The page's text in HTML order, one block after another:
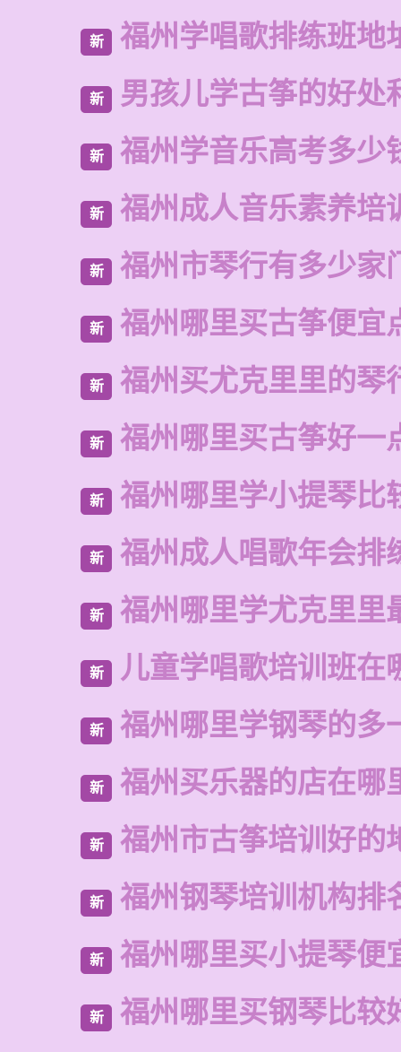
新 福州学唱歌排练班地
新 男孩儿学古筝的好处
新 福州学音乐高考多少
新 福州成人音乐素养培
新 福州市琴行有多少家
新 福州哪里买古筝便宜
新 福州买尤克里里的琴
新 福州哪里买古筝好一
新 福州哪里学小提琴比
新 福州成人唱歌年会排
新 福州哪里学尤克里里
新 儿童学唱歌培训班在
新 福州哪里学钢琴的多
新 福州买乐器的店在哪
新 福州市古筝培训好的
新 福州钢琴培训机构排
新 福州哪里买小提琴便
新 福州哪里买钢琴比较